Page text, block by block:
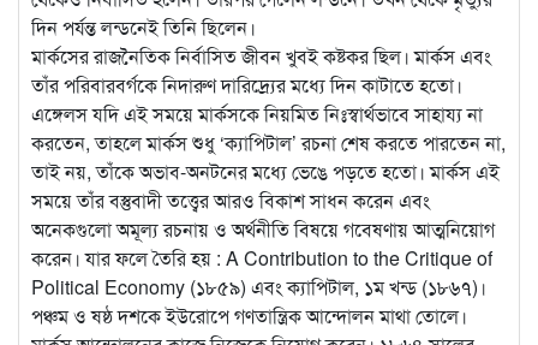
দিন পর্যন্ত লন্ডনেই তিনি ছিলেন।
মার্কসের রাজনৈতিক নির্বাসিত জীবন খুবই কষ্টকর ছিল। মার্কস এবং
তাঁর পরিবারবর্গকে নিদারুণ দারিদ্র্যের মধ্যে দিন কাটাতে হতো।
এঙ্গেলস যদি এই সময়ে মার্কসকে নিয়মিত নিঃস্বার্থভাবে সাহায্য না
করতেন, তাহলে মার্কস শুধু ‘ক্যাপিটাল’ রচনা শেষ করতে পারতেন না,
তাই নয়, তাঁকে অভাব-অনটনের মধ্যে ভেঙে পড়তে হতো। মার্কস এই
সময়ে তাঁর বস্তুবাদী তত্ত্বের আরও বিকাশ সাধন করেন এবং
অনেকগুলো অমূল্য রচনায় ও অর্থনীতি বিষয়ে গবেষণায় আত্মনিয়োগ
করেন। যার ফলে তৈরি হয় : A Contribution to the Critique of
Political Economy (১৮৫৯) এবং ক্যাপিটাল, ১ম খন্ড (১৮৬৭)।
পঞ্চম ও ষষ্ঠ দশকে ইউরোপে গণতান্ত্রিক আন্দোলন মাথা তোলে।